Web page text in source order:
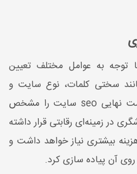
توجه به عوامل مختلف تعیین
سختی کلمات، نوع سایت و
حوزه رقابت در کنار یکدیگر قیمت نهایی seo سایت را مشخص
در زمینه‌ای رقابتی قرار داشته
بیشتری نیاز خواهد داشت و
روی آن پیاده سازی کرد.